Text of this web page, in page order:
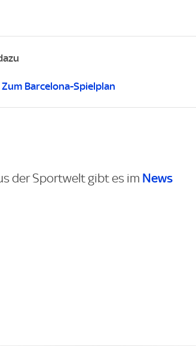
Zum Barcelona-Spielplan
der Sportwelt gibt es im News